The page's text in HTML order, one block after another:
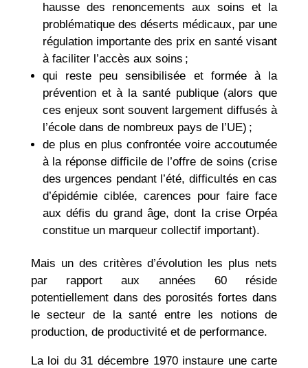
hausse des renoncements aux soins et la
problématique des déserts médicaux, par une
régulation importante des prix en santé visant
à faciliter l’accès aux soins ;
qui reste peu sensibilisée et formée à la
prévention et à la santé publique (alors que
ces enjeux sont souvent largement diffusés à
l’école dans de nombreux pays de l’UE) ;
de plus en plus confrontée voire accoutumée
à la réponse difficile de l’offre de soins (crise
des urgences pendant l’été, difficultés en cas
d’épidémie ciblée, carences pour faire face
aux défis du grand âge, dont la crise Orpéa
constitue un marqueur collectif important).
Mais un des critères d’évolution les plus nets
par rapport aux années 60 réside
potentiellement dans des porosités fortes dans
le secteur de la santé entre les notions de
production, de productivité et de performance.
La loi du 31 décembre 1970 instaure une carte